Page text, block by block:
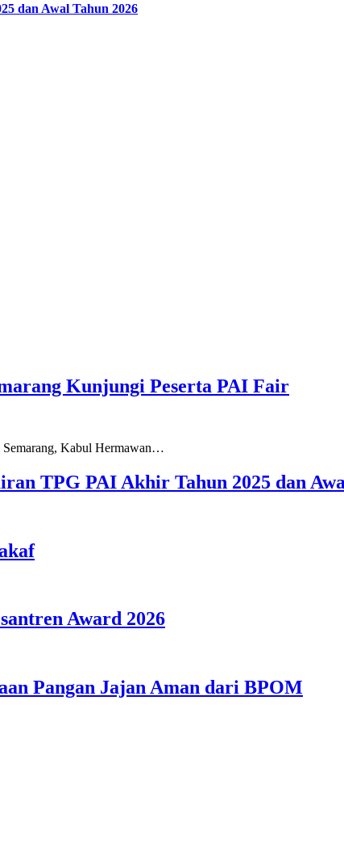
dan Awal Tahun 2026
Kunjungi Peserta PAI Fair
Semarang, Kabul Hermawan…
TPG PAI Akhir Tahun 2025 dan
Award 2026
Pangan Jajan Aman dari BPOM